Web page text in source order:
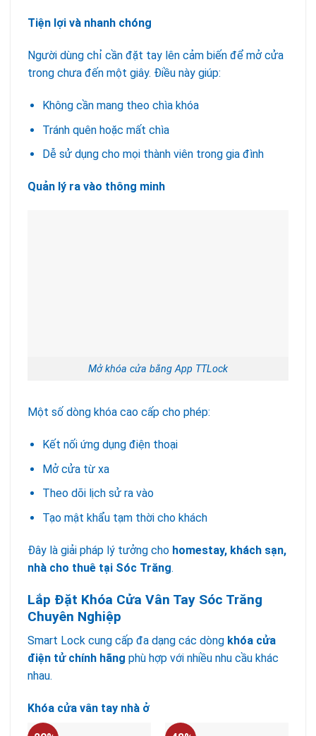
Tiện lợi và nhanh chóng
Người dùng chỉ cần đặt tay lên cảm biến để mở cửa
trong chưa đến một giây. Điều này giúp:
Không cần mang theo chìa khóa
Tránh quên hoặc mất chìa
Dễ sử dụng cho mọi thành viên trong gia đình
Quản lý ra vào thông minh
Mở khóa cửa bằng App TTLock
Một số dòng khóa cao cấp cho phép:
Kết nối ứng dụng điện thoại
Mở cửa từ xa
Theo dõi lịch sử ra vào
Tạo mật khẩu tạm thời cho khách
Đây là giải pháp lý tưởng cho homestay, khách sạn,
nhà cho thuê tại Sóc Trăng.
Lắp Đặt Khóa Cửa Vân Tay Sóc Trăng
Chuyên Nghiệp
Smart Lock cung cấp đa dạng các dòng khóa cửa
điện tử chính hãng phù hợp với nhiều nhu cầu khác
nhau.
Khóa cửa vân tay nhà ở